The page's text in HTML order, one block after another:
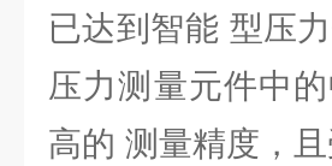
已达到智能 型压
压力测量元件中
高的 测量精度，